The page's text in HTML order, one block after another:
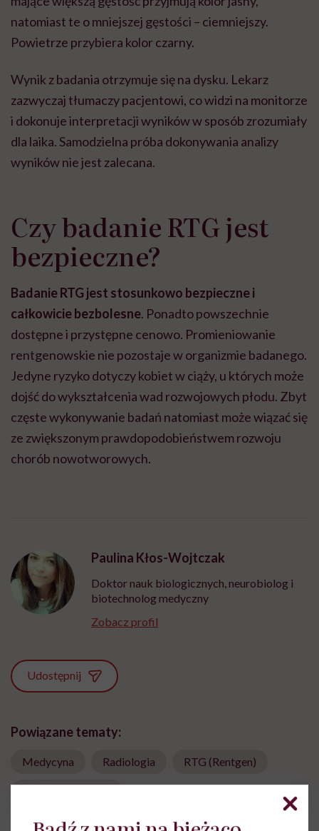
natomiast te o mniejszej gęstości – ciemniejszy.
Powietrze przybiera kolor czarny.
Wynik z badania otrzymuje się na dysku. Lekarz
zazwyczaj tłumaczy pacjentowi, co widzi na monitorze
i dokonuje interpretacji wyników w sposób zrozumiały
dla laika. Samodzielna próba dokonywania analizy
wyników nie jest zalecana.
Czy badanie RTG jest
bezpieczne?
Badanie RTG jest stosunkowo bezpieczne i
całkowicie bezbolesne. Ponadto powszechnie
dostępne i przystępne cenowo. Promieniowanie
rentgenowskie nie pozostaje w organizmie badanego.
Jedyne ryzyko dotyczy kobiet w ciąży, u których może
dojść do wykształcenia wad rozwojowych płodu. Zbyt
częste wykonywanie badań natomiast może wiązać się
ze zwiększonym prawdopodobieństwem rozwoju
chorób nowotworowych.
Paulina Kłos-Wojtczak
Doktor nauk biologicznych, neurobiolog i
biotechnolog medyczny
Zobacz profil
Udostępnij
Powiązane tematy:
Medycyna Radiologia RTG (Rentgen)